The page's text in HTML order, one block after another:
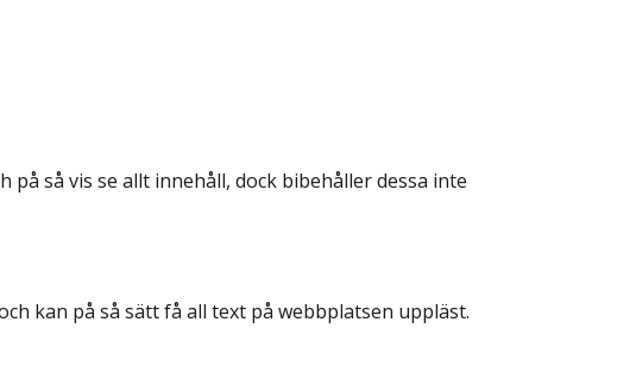
så vis se allt innehåll, dock bibehåller dessa inte
kan på så sätt få all text på webbplatsen uppläst.